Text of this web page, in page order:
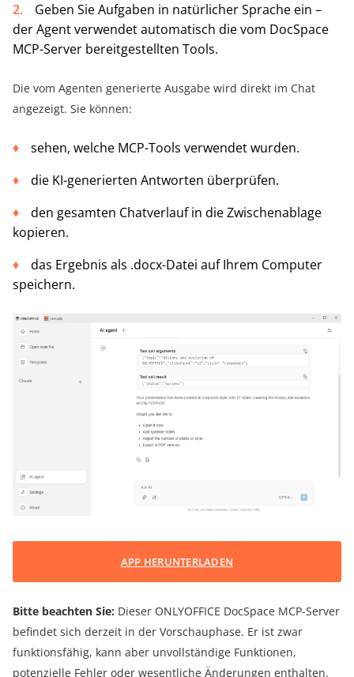
Geben Sie Aufgaben in natürlicher Sprache ein –
der Agent verwendet automatisch die vom DocSpace
MCP-Server bereitgestellten Tools.
Die vom Agenten generierte Ausgabe wird direkt im Chat
angezeigt. Sie können:
sehen, welche MCP-Tools verwendet wurden.
die KI-generierten Antworten überprüfen.
den gesamten Chatverlauf in die Zwischenablage
kopieren.
das Ergebnis als .docx-Datei auf Ihrem Computer
speichern.
APP HERUNTERLADEN
Bitte beachten Sie: Dieser ONLYOFFICE DocSpace MCP-Server
befindet sich derzeit in der Vorschauphase. Er ist zwar
funktionsfähig, kann aber unvollständige Funktionen,
potenzielle Fehler oder wesentliche Änderungen enthalten.